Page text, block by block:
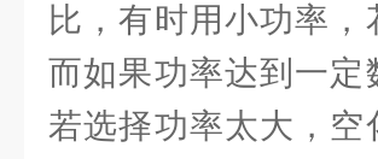
比，有时用小功率
而如果功率达到一
若选择功率太大，